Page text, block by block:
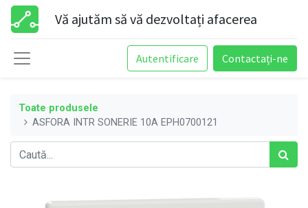
Vă ajutăm să vă dezvoltați afacerea
Autentificare Contactați-ne
Toate produsele
ASFORA INTR SONERIE 10A EPH0700121